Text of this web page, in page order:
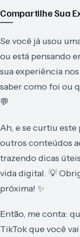
Compartilhe Sua
Se você já usou
ou está pensando
sua experiência
saber como foi ou
💬
Ah, e se curtiu
outros conteúdos
trazendo dicas
vida digital. 💡
próxima! ✨
Então, me conta:
TikTok que você